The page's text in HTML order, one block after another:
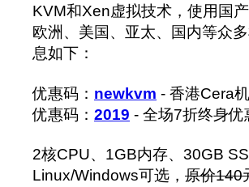
KVM和Xen虚拟技术，使用国
欧洲、美国、亚太、国内等众
息如下：
优惠码： newkvm - 香港Cera
优惠码： 2019 - 全场7折终身
2核CPU、1GB内存、30GB
Linux/Windows可选， 原价140